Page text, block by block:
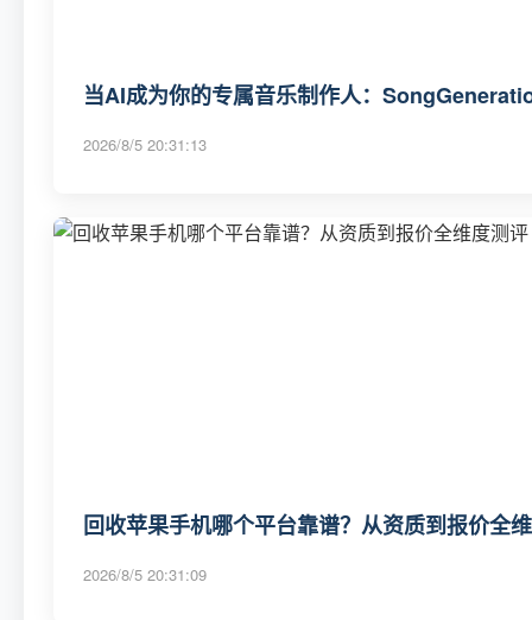
当AI成为你的专属音乐制作人：
2026/8/5 20:31:13
回收苹果手机哪个平台靠谱？从资质到报价全
2026/8/5 20:31:09